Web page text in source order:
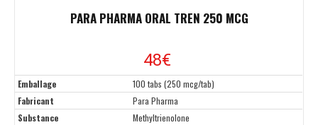
PARA PHARMA ORAL TREN 250 MCG
48€
Emballage
100 tabs (250 mcg/tab)
Fabricant
Para Pharma
Substance
Methyltrienolone